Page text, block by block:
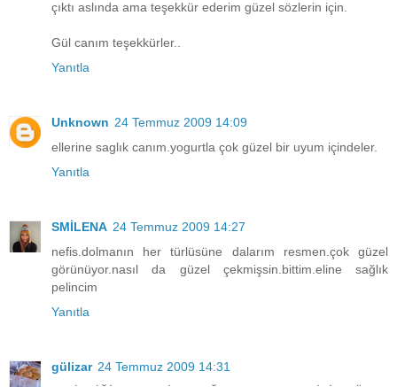
çıktı aslında ama teşekkür ederim güzel sözlerin için.
Gül canım teşekkürler..
Yanıtla
Unknown 24 Temmuz 2009 14:09
ellerine saglık canım.yogurtla çok güzel bir uyum içindeler.
Yanıtla
SMİLENA 24 Temmuz 2009 14:27
nefis.dolmanın her türlüsüne dalarım resmen.çok güzel
görünüyor.nasıl da güzel çekmişsin.bittim.eline sağlık
pelincim
Yanıtla
gülizar 24 Temmuz 2009 14:31